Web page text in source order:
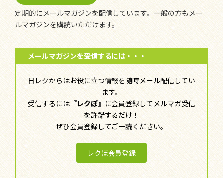
定期的にメールマガジンを配信しています。一般の方もメー
ルマガジンを購読いただけます。
メールマガジンを受信するには・・・
日レクからはお役に立つ情報を随時メール配信してい
ます。
受信するには『レクぽ』 に会員登録してメルマガ受信
を許諾するだけ！
ぜひ会員登録してご一読ください。
レクぽ会員登録